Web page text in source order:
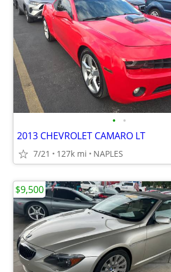
• •
2013 CHEVROLET CAMARO LT
7/21 127k mi NAPLES
$9,500